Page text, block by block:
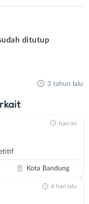
ditutup
3 tahun lalu
Kota Bandung
hari ini
6 hari lalu